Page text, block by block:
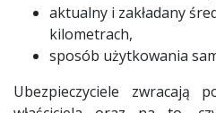
aktualny i zakładany
kilometrach,
sposób użytkowania
Ubezpieczyciele zwracają